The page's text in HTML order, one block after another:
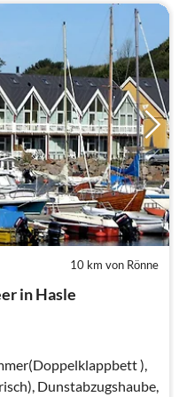
10 km von Rönne
in Hasle
),
Dunstabzugshaube,